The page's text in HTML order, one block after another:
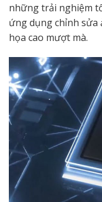
những trải nghiệm
ứng dụng chỉnh sửa
họa cao mượt mà.